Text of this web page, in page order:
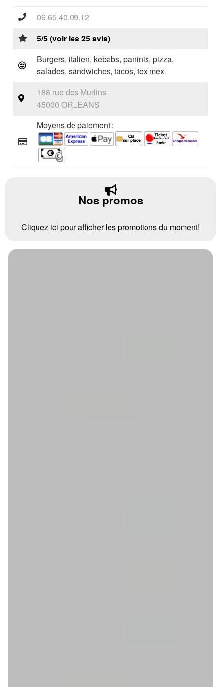
06.65.40.09.12
5/5 (voir les 25 avis)
Burgers, italien, kebabs, paninis, pizza,
salades, sandwiches, tacos, tex mex
188 rue des Murlins
45000 ORLEANS
Moyens de paiement :
Nos promos
Cliquez ici pour afficher les promotions du moment!